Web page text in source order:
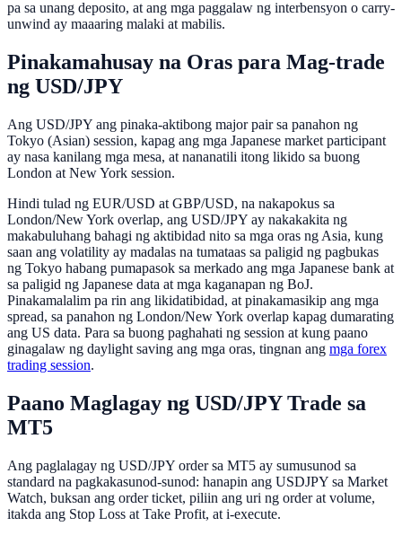
pa sa unang deposito, at ang mga paggalaw ng interbensyon o carry-
unwind ay maaaring malaki at mabilis.
Pinakamahusay na Oras para Mag-trade
ng USD/JPY
Ang USD/JPY ang pinaka-aktibong major pair sa panahon ng
Tokyo (Asian) session, kapag ang mga Japanese market participant
ay nasa kanilang mga mesa, at nananatili itong likido sa buong
London at New York session.
Hindi tulad ng EUR/USD at GBP/USD, na nakapokus sa
London/New York overlap, ang USD/JPY ay nakakakita ng
makabuluhang bahagi ng aktibidad nito sa mga oras ng Asia, kung
saan ang volatility ay madalas na tumataas sa paligid ng pagbukas
ng Tokyo habang pumapasok sa merkado ang mga Japanese bank at
sa paligid ng Japanese data at mga kaganapan ng BoJ.
Pinakamalalim pa rin ang likidatibidad, at pinakamasikip ang mga
spread, sa panahon ng London/New York overlap kapag dumarating
ang US data. Para sa buong paghahati ng session at kung paano
ginagalaw ng daylight saving ang mga oras, tingnan ang mga forex
trading session.
Paano Maglagay ng USD/JPY Trade sa
MT5
Ang paglalagay ng USD/JPY order sa MT5 ay sumusunod sa
standard na pagkakasunod-sunod: hanapin ang USDJPY sa Market
Watch, buksan ang order ticket, piliin ang uri ng order at volume,
itakda ang Stop Loss at Take Profit, at i-execute.